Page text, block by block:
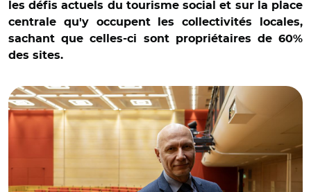
les défis actuels du tourisme social et sur la place
centrale qu'y occupent les collectivités locales,
sachant que celles-ci sont propriétaires de 60%
des sites.